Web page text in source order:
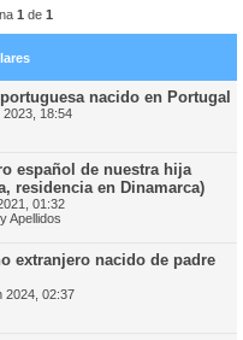
a
1 de 1
nacido en Portugal
2023, 18:54
español de nuestra hija
residencia en Dinamarca)
01:32
Apellidos
extranjero nacido de padre
2024, 02:37